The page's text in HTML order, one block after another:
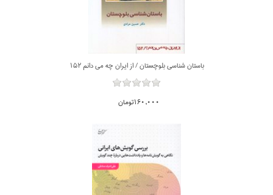
باستان شناسي بلوچستان / از ايران چه مي دانم 152
160,000تومان